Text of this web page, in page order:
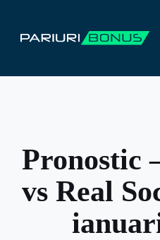
conținut
Pronostic
vs Real